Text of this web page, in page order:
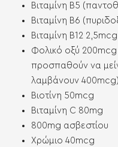
Βιταμίνη Β5
Βιταμίνη Β6
Βιταμίνη Β12 2,5mcg
Φολικό οξύ 200mcg
προσπαθούν να
λαμβάνουν 400mcg)
Βιοτίνη 50mcg
Βιταμίνη C 80mg
800mg ασβεστίου
Χρώμιο 40mcg